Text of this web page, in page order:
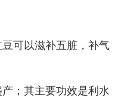
可以滋补五脏，补气
；其主要功效是利水